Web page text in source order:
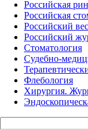
Российская
Российская
Российский
Российский
Стоматология
Судебно-
Флебология
Хирургия.